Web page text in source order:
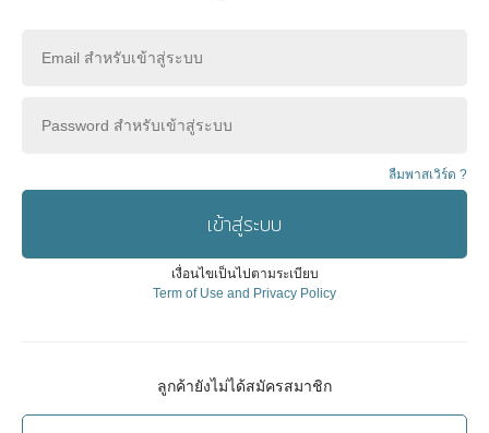
ลืมพาสเวิร์ด ?
เข้าสู่ระบบ
เงื่อนไขเป็นไปตามระเบียบ
Term of Use and Privacy Policy
ลูกค้ายังไม่ได้สมัครสมาชิก